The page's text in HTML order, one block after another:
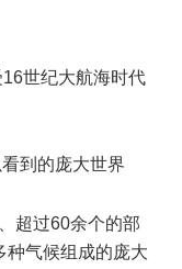
世纪大航海时代
到的庞大世界
超过60余个的部
种气候组成的庞大